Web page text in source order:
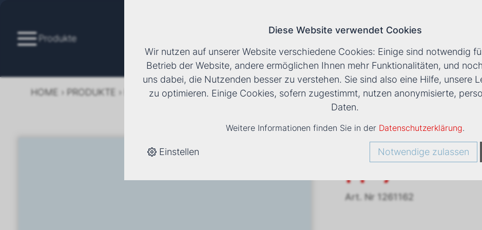
Produkte
Tools
HOME › PRODUKTE › KÄLTE/KLIMA › FANCOILS › VENTILATORKONVEKTOR ESTRO FP 7
FP 7
Art. Nr 1261162
Diese Website verwendet Cookies
Wir nutzen auf unserer Website verschiedene Cookies: Einige sind notwendig
Betrieb der Website, andere ermöglichen Ihnen mehr Funktionalitäten, und
uns dabei, die Nutzenden besser zu verstehen. Sie sind also eine Hilfe, unsere
zu optimieren. Einige Cookies, sofern zugestimmt, nutzen anonymisierte,
Daten.
Weitere Informationen finden Sie in der Datenschutzerklärung.
Einstellen Notwendige zulassen